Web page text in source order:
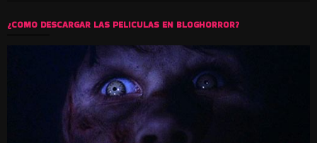
¿COMO DESCARGAR LAS PELICULAS EN BLOGHORROR?